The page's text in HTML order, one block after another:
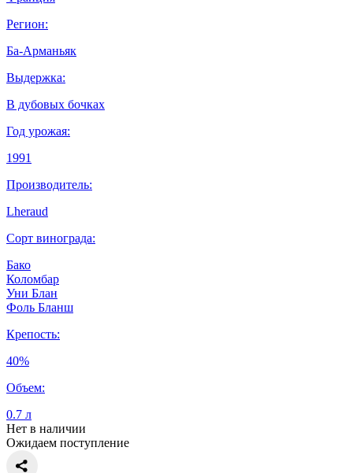
Регион:
Ба-Арманьяк
Выдержка:
В дубовых бочках
Год урожая:
1991
Производитель:
Lheraud
Сорт винограда:
Бако
Коломбар
Уни Блан
Фоль Бланш
Крепость:
40%
Объем:
0.7 л
Нет в наличии
Ожидаем поступление